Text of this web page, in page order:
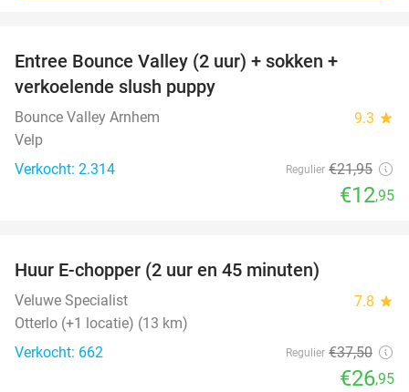
Entree Bounce Valley (2 uur) + sokken +
verkoelende slush puppy
Bounce Valley Arnhem 9.3 star
Velp
Verkocht: 2.314
Regulier €21,95
€12,95
Huur E-chopper (2 uur en 45 minuten)
Veluwe Specialist 7.8 star
Otterlo (+1 locatie) (13 km)
Verkocht: 662
Regulier €37,50
€26,95